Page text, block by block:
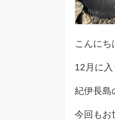
こんにち
12月に
紀伊長島
今回もお